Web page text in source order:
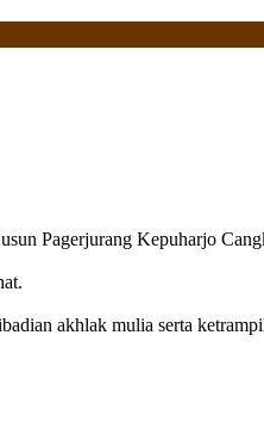
Pagerjurang Kepuharjo
akhlak mulia serta